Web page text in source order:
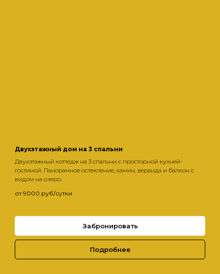
Двухэтажный дом на 3 спальни
Двухэтажный коттедж на 3 спальни с просторной кухней-
гостиной. Панорамное остекление, камин, веранда и балкон с
видом на озеро.
от 9000 руб/сутки
Забронировать
Подробнее